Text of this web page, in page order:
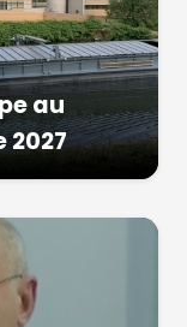
au
2027